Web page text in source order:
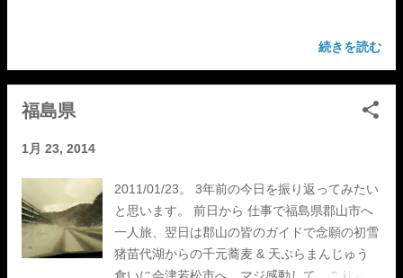
続きを読む
福島県
1月 23, 2014
2011/01/23。 3年前の今日を振り返ってみたい
と思います。 前日から 仕事で福島県郡山市へ
一人旅、翌日は郡山の皆のガイドで念願の初雪
猪苗代湖からの千元蕎麦 & 天ぷらまんじゅう
食いに会津若松市へ。マジ感動して、こりゃ夏